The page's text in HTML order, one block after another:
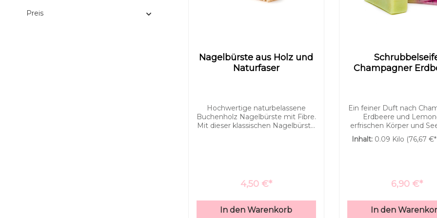
Preis
Nagelbürste aus Holz und
Naturfaser
Hochwertige naturbelassene
Buchenholz Nagelbürste mit Fibre.
Mit dieser klassischen Nagelbürste
4,50 €*
In den Warenkorb
Champagner
Ein feiner Duft nach
Erdbeere und
erfrischen Körper und
diesem Stück Seife
man Schmutz
den ganzen Körper
schrubbeln. Alte
weichem Schaum
werden.
Inhalt: 0.09 Kilo (76,67
6,90 €*
In den